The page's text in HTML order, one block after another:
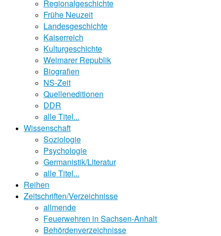
Regionalgeschichte
Frühe Neuzeit
Landesgeschichte
Kaiserreich
Kulturgeschichte
Weimarer Republik
Biografien
NS-Zeit
Quelleneditionen
DDR
alle Titel...
Wissenschaft
Soziologie
Psychologie
Germanistik/Literatur
alle Titel...
Reihen
Zeitschriften/Verzeichnisse
allmende
Feuerwehren in Sachsen-Anhalt
Behördenverzeichnisse